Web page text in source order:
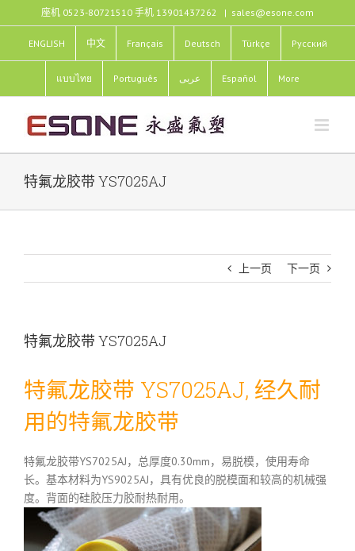
过
容
座机 0523-80721510 手机 13901437262 | sales@esone.com
ENGLISH 中文 Français Deutsch Türkçe Pусский
แบบไทย Português عربى Español More
特氟龙胶带 YS7025AJ
上一页 下一页
特氟龙胶带 YS7025AJ
特氟龙胶带 YS7025AJ, 经久耐
用的特氟龙胶带
特氟龙胶带YS7025AJ，总厚度0.30mm，易脱模，使用寿命
长。基本材料为YS9025AJ，具有优良的脱模面和较高的机械强
度。背面的硅胶压力胶耐热耐用。